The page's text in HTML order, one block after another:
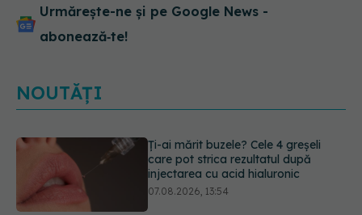
Urmărește-ne și pe Google News -
abonează‑te!
NOUTĂȚI
Alina Pușcău dezvăluie diagnosticul
care i-a schimbat viața: Am cancer
la sân. Am intrat în metastază
07.08.2026, 12:39